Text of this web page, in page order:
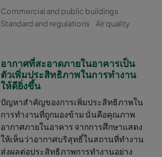
Commercial and public buildings
Standard and regulations
Air quality
อากาศที่สะอาดภายในอาคารเป็น
ตัวเพิ่มประสิทธิภาพในการทำงาน
ให้ดียิ่งขึ้น
ปัญหาสำคัญของการเพิ่มประสิทธิภาพใน
การทำงานที่ถูกมองข้าม นั่นคือคุณภาพ
อากาศภายในอาคาร จากการศึกษาแสดง
ให้เห็นว่าอากาศบริสุทธิ์ในสถานที่ทำงาน
ส่งผลต่อประสิทธิภาพการทำงานอย่าง